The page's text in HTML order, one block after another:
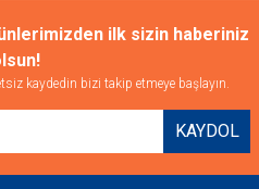
ilk sizin haberiniz
kaydedin bizi takip etmeye başlayın.
KAYDOL